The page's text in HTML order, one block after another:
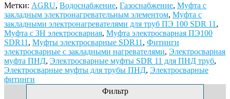
Метки: AGRU, Водоснабжение, Газоснабжение, Муфта с
закладным электронагревательным элементом, Муфта с
закладными электронагревателями для труб ПЭ 100 SDR 11 ,
Муфта с ЗН электросварная, Муфта электросварная ПЭ100
SDR11 , Муфты электросварные SDR11 , Фитинги
электросварные с закладными нагревателями, Электросварная
муфта ПНД, Электросварные муфты SDR 11 для ПНД труб,
Электросварные муфты для трубы ПНД, Электросварные
фитинги
Фильтр